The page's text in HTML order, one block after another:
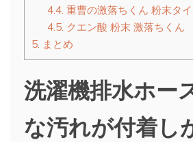
4.4. 重曹の激落ちくん 粉末タ
4.5. クエン酸 粉末 激落ちくん
5. まとめ
洗濯機排水ホー
な汚れが付着し